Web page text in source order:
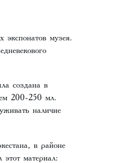
музея.
создана в
200-250 мл.
наличие
в районе
материал: